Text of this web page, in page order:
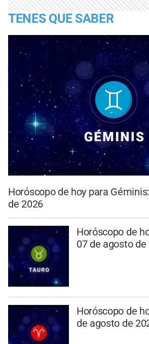
TENES QUE SABER
Horóscopo de hoy para
de 2026
Horóscopo de
07 de agosto de
Horóscopo de
de agosto de